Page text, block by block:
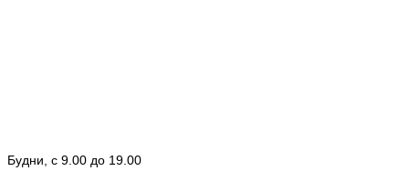
Будни, с 9.00 до 19.00